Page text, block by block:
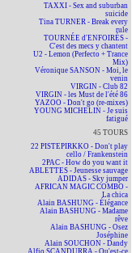
TAXXI - Sex and suburban
suicide
Tina TURNER - Break every
rule
TOURNÉE d'ENFOIRÉS -
C'est des mecs y chantent
U2 - Lemon (Perfecto + Trance
Mix)
Véronique SANSON - Moi, le
venin
VIRGIN - Club 82
VIRGIN - les Must de l'été 86
YAZOO - Don't go (re-mixes)
YOUNG MICHELIN - Je suis
fatigué
45 TOURS
22 PISTEPIRKKO - Don't play
cello / Frankenstein
2PAC - How do you want it
ABLETTES - Jeunesse sauvage
ADIDAS - Sky jumper
AFRICAN MAGIC COMBO -
La chica
Alain BASHUNG - Élégance
Alain BASHUNG - Madame
rêve
Alain BASHUNG - Osez
Joséphine
Alain SOUCHON - Dandy
Alfio SCANDURRA - Qu'est-ce